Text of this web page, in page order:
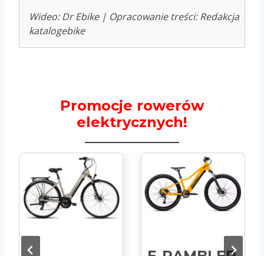
Wideo: Dr Ebike | Opracowanie treści: Redakcja
katalogebike
Promocje rowerów
elektrycznych!